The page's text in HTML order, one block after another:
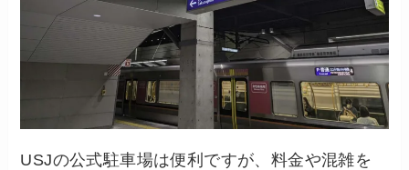
USJの公式駐車場は便利ですが、料金や混雑を